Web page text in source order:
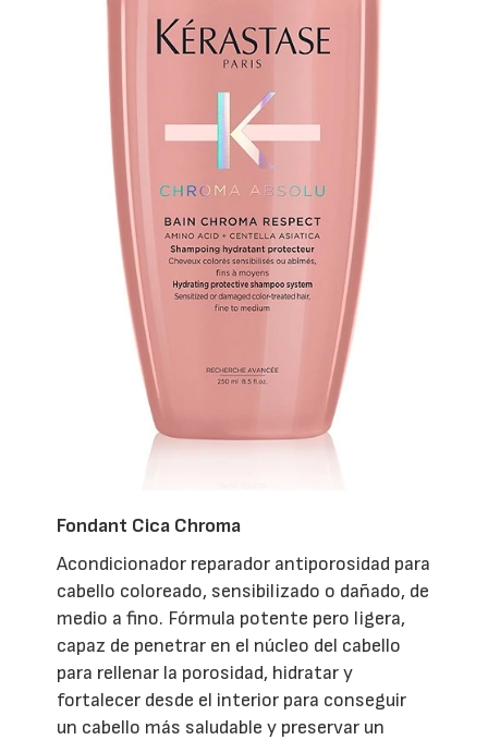
Fondant Cica Chroma
Acondicionador reparador antiporosidad para
cabello coloreado, sensibilizado o dañado, de
medio a fino. Fórmula potente pero ligera,
capaz de penetrar en el núcleo del cabello
para rellenar la porosidad, hidratar y
fortalecer desde el interior para conseguir
un cabello más saludable y preservar un